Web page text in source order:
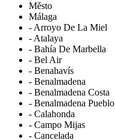
Město
Málaga
- Arroyo De La Miel
- Atalaya
- Bahía De Marbella
- Bel Air
- Benahavís
- Benalmadena
- Benalmadena Costa
- Benalmadena Pueblo
- Calahonda
- Campo Mijas
- Cancelada